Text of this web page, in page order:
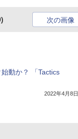
次の画像
始動か？ 「Tactics
2022年4月8日